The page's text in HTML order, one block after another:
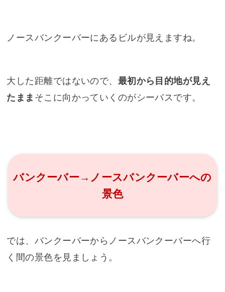
ノースバンクーバーにあるビルが見えますね。
大した距離ではないので、 最初から目的地が見え
たまま そこに向かっていくのがシーバスです。
バンクーバー→ノースバンクーバーへの
景色
では、バンクーバーからノースバンクーバーへ行
く間の景色を見ましょう。